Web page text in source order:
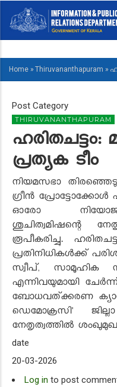
main
BREADCRUMB
Home » Thiruvananthapuram »
Post Category
THIRUVANANTHAPURAM
പ്രത്യക ടീം
നിയമസഭാ
ഗ്രീൻ
ഓരോ
ശുചിത്വമിഷന്റെ
രൂപീകരിച്ചു.
പ്രതിനിധികൾക്ക്
സ്വീപ്, സാമൂഹിക
എന്നിവയുമായി
ബോധവത്ക്കരണ
ഡെമോക്രസി'
നേതൃത്വത്തിൽ
date
20-03-2026
Log in to post